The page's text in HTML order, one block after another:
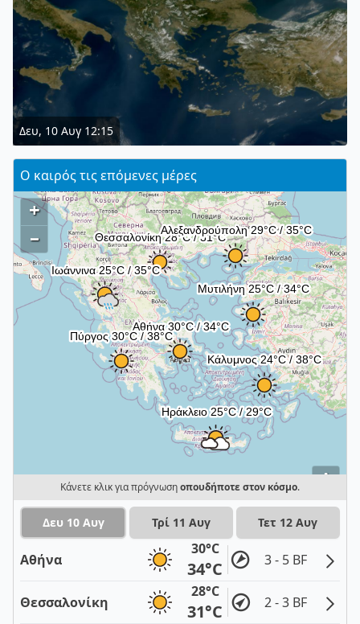
Δευ, 10 Αυγ 12:15
Ο καιρός τις επόμενες μέρες
i
+
–
Κάνετε κλικ για πρόγνωσηοπουδήποτε στον κόσμο.
Δευ 10 Αυγ Τρί 11 Αυγ Τετ 12 Αυγ
Αθήνα
30°C
34°C 3 - 5 BF
Θεσσαλονίκη
28°C
31°C 2 - 3 BF